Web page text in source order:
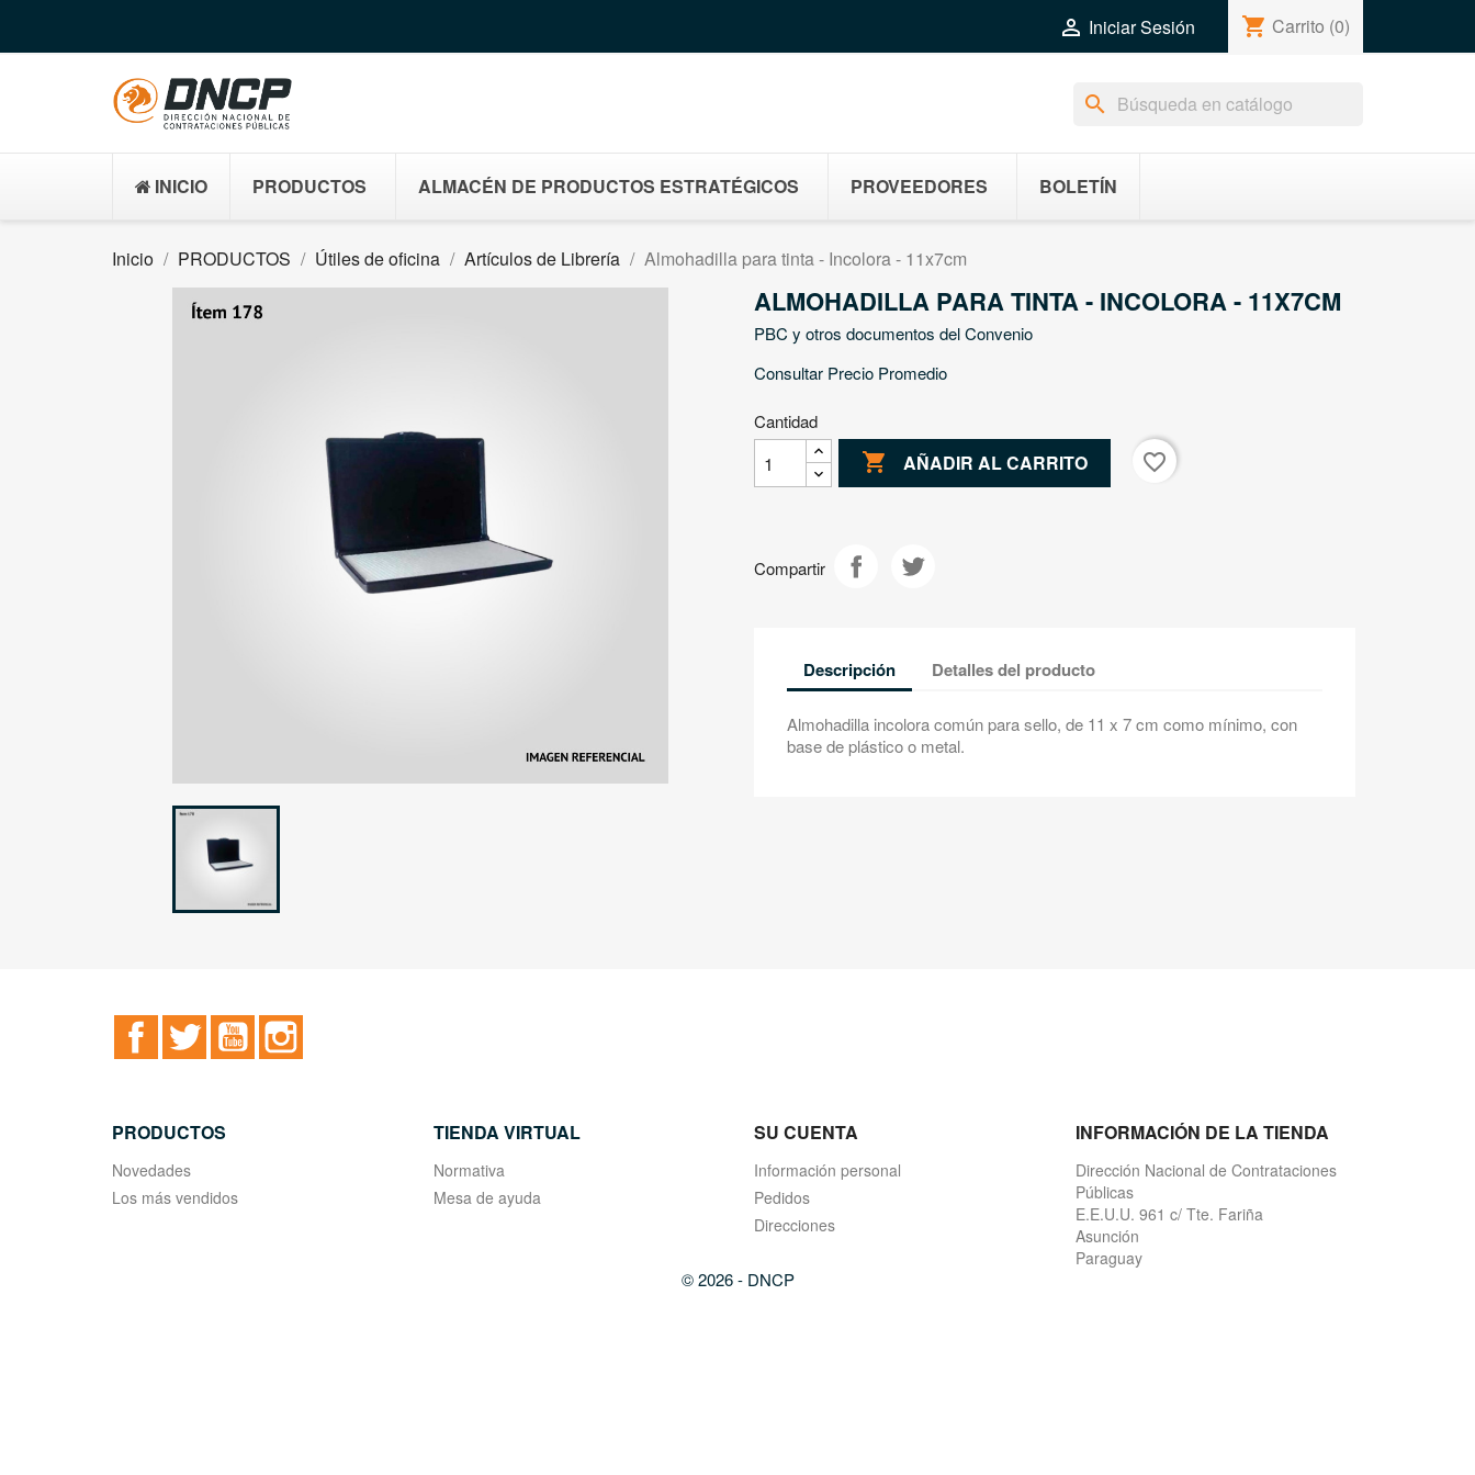
 Iniciar Sesión shopping_cart Carrito (0)
search
INICIO PRODUCTOS ALMACÉN DE PRODUCTOS ESTRATÉGICOS PROVEEDORES BOLETÍN
Inicio PRODUCTOS Útiles de oficina Artículos de Librería Almohadilla para tinta - Incolora - 11x7cm
ALMOHADILLA PARA TINTA - INCOLORA - 11X7CM
PBC y otros documentos del Convenio
Consultar Precio Promedio
Cantidad
 AÑADIR AL CARRITO favorite_border
Compartir
Descripción Detalles del producto
Almohadilla incolora común para sello, de 11 x 7 cm como mínimo, con
base de plástico o metal.
FacebookTwitter YouTube
PRODUCTOS
Novedades
Los más vendidos
TIENDA VIRTUAL
Normativa
Mesa de ayuda
SU CUENTA
Información personal
Pedidos
Direcciones
INFORMACIÓN DE LA TIENDA
Dirección Nacional de Contrataciones
Públicas
E.E.U.U. 961 c/ Tte. Fariña
Asunción
Paraguay
© 2026 - DNCP